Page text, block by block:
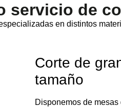
servicio de
en distintos
Corte de
tamaño
Disponemos de